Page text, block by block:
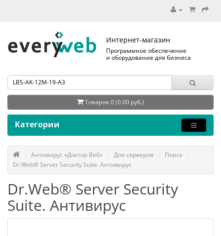
Интернет-магазин
Программное обеспечение
и оборудование для бизнеса
Товаров 0 (0.00 руб.)
Категории
Антивирус «Доктор Веб» Для серверов
Поиск
Dr.Web® Server Security Suite. Антивирус
Dr.Web® Server Security
Suite. Антивирус